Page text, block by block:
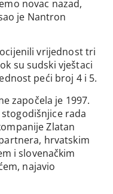
novac nazad,
je Nantron
vrijednost tri
su sudski vještaci
peći broj 4 i 5.
započela je 1997.
rada
Zlatan
hrvatskim
i slovenačkim
najavio